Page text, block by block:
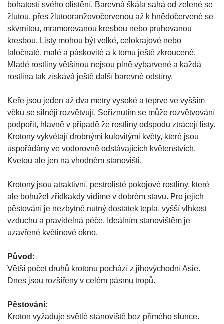
bohatostí svého olistění. Barevná škála sahá od zelené se
žlutou, přes žlutooranžovočervenou až k hnědočervené se
skvrnitou, mramorovanou kresbou nebo pruhovanou
kresbou. Listy mohou být velké, celokrajové nebo
laločnaté, malé a páskovité a k tomu ještě zkroucené.
Mladé rostliny většinou nejsou plně vybarvené a každá
rostlina tak získává ještě další barevné odstíny.
Keře jsou jeden až dva metry vysoké a teprve ve vyšším
věku se silněji rozvětvují. Seříznutím se může rozvětvování
podpořit, hlavně v případě že rostliny odspodu ztrácejí listy.
Krotony vykvétají drobnými kulovitými květy, které jsou
uspořádány ve vodorovně odstávajících květenstvích.
Kvetou ale jen na vhodném stanovišti.
Krotony jsou atraktivní, pestrolisté pokojové rostliny, které
ale bohužel zřídkakdy vidíme v dobrém stavu. Pro jejich
pěstování je nezbytně nutný dostatek tepla, vyšší vlhkost
vzduchu a pravidelná péče. Ideálním stanovištěm je
uzavřené květinové okno.
Původ:
Větší počet druhů krotonu pochází z jihovýchodní Asie.
Dnes jsou rozšířeny v celém pásmu tropů.
Pěstování:
Kroton vyžaduje světlé stanoviště bez přímého slunce.